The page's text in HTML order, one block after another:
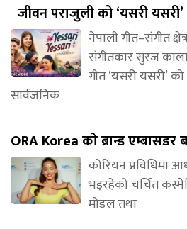
जीवन पराजुली को ‘यसरी
नेपाली गीत–संगीत
संगीतकार सुरज
गीत ‘यसरी यसरी’
सार्वजनिक
ORA Korea को ब्रान्ड एम्बासडर
कोरियन प्रविधिमा
भइरहेको चर्चित
मोडल तथा